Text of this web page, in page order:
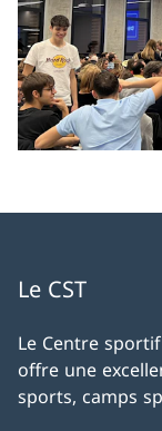
Le CST
Le Centre
offre une
sports, camps